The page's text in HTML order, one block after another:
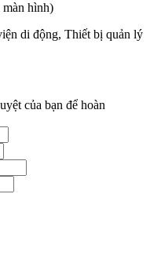
màn hình)
di động, Thiết bị quản lý
của bạn để hoàn